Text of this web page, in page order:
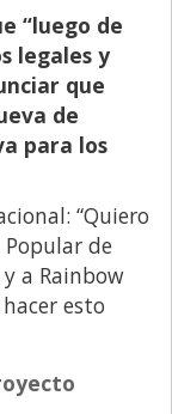
“luego de
legales y
que
de
para los
“Quiero
de
a Rainbow
esto